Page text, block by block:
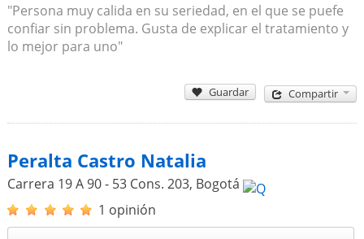
"Persona muy calida en su seriedad, en el que se puefe
confiar sin problema. Gusta de explicar el tratamiento y
lo mejor para uno"
Guardar Compartir
Peralta Castro Natalia
Carrera 19 A 90 - 53 Cons. 203, Bogotá
1 opinión